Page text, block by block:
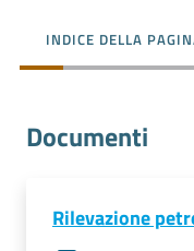
territorio
Tutelare
Impresa
Consumatore
INDICE DELLA
Documenti
Rilevazione